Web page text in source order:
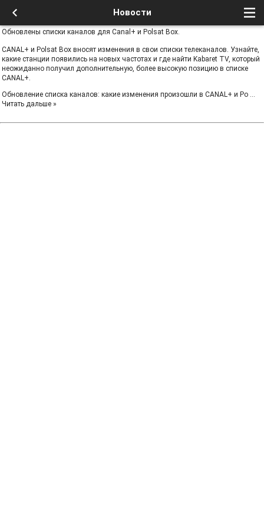
Новости
Обновлены списки каналов для Canal+ и Polsat Box.
CANAL+ и Polsat Box вносят изменения в свои списки телеканалов. Узнайте,
какие станции появились на новых частотах и ​​где найти Kabaret TV, который
неожиданно получил дополнительную, более высокую позицию в списке
CANAL+.
Обновление списка каналов: какие изменения произошли в CANAL+ и Po ...
Читать дальше »